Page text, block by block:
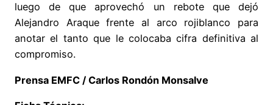
luego de que aprovechó un rebote que dejó
Alejandro Araque frente al arco rojiblanco para
anotar el tanto que le colocaba cifra definitiva al
compromiso.
Prensa EMFC / Carlos Rondón Monsalve